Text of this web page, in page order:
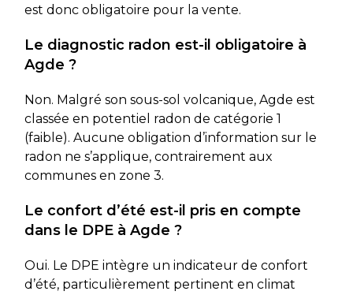
est donc obligatoire pour la vente.
Le diagnostic radon est-il obligatoire à
Agde ?
Non. Malgré son sous-sol volcanique, Agde est
classée en potentiel radon de catégorie 1
(faible). Aucune obligation d’information sur le
radon ne s’applique, contrairement aux
communes en zone 3.
Le confort d’été est-il pris en compte
dans le DPE à Agde ?
Oui. Le DPE intègre un indicateur de confort
d’été, particulièrement pertinent en climat